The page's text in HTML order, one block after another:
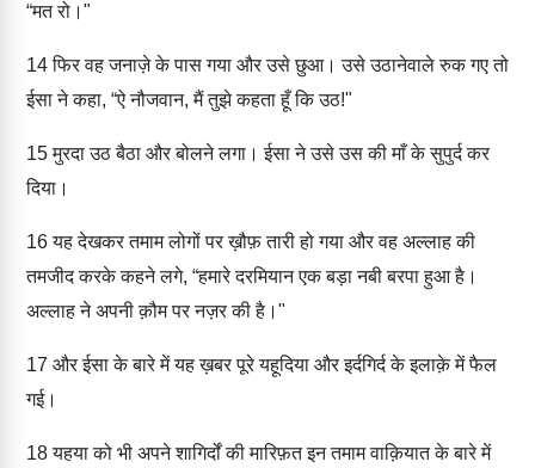
“मत रो।"
14फिर वह जनाज़े के पास गया और उसे छुआ। उसे उठानेवाले रुक गए तो
ईसा ने कहा, “ऐ नौजवान, मैं तुझे कहता हूँ कि उठ!"
15मुरदा उठ बैठा और बोलने लगा। ईसा ने उसे उस की माँ के सुपुर्द कर
दिया।
16यह देखकर तमाम लोगों पर ख़ौफ़ तारी हो गया और वह अल्लाह की
तमजीद करके कहने लगे, “हमारे दरमियान एक बड़ा नबी बरपा हुआ है।
अल्लाह ने अपनी क़ौम पर नज़र की है।"
17 और ईसा के बारे में यह ख़बर पूरे यहूदिया और इर्दगिर्द के इलाक़े में फैल
गई।
18यहया को भी अपने शागिर्दों की मारिफ़त इन तमाम वाक़ियात के बारे में